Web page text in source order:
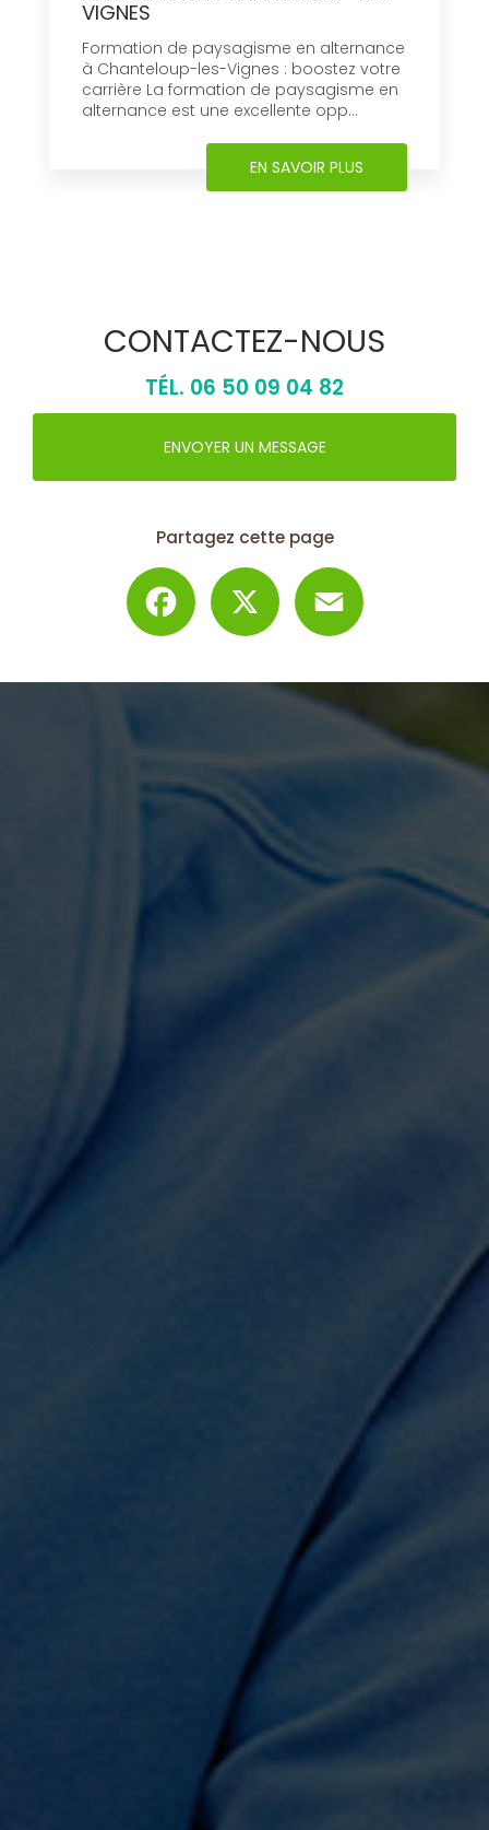
VIGNES
Formation de paysagisme en alternance
à Chanteloup-les-Vignes : boostez votre
carrière La formation de paysagisme en
alternance est une excellente opp...
EN SAVOIR PLUS
CONTACTEZ-NOUS
TÉL. 06 50 09 04 82
ENVOYER UN MESSAGE
Partagez cette page
Facebook